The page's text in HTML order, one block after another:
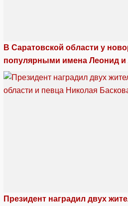
В Саратовской области у
популярными имена Леонид и
Президент наградил двух